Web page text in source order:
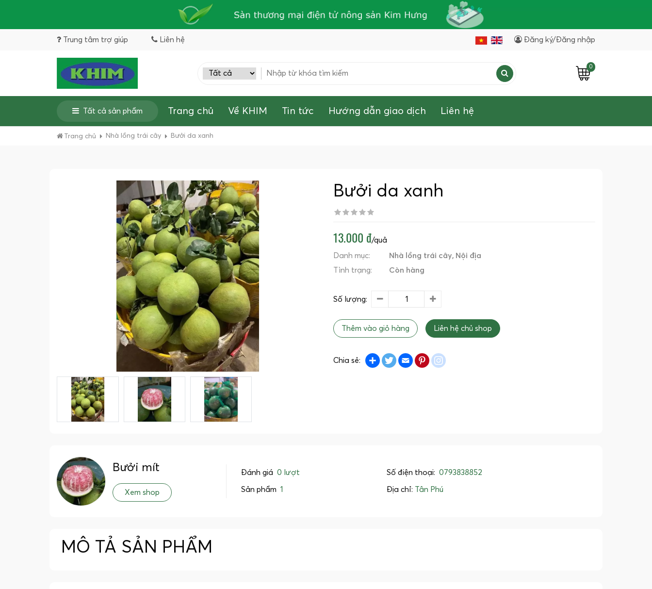
Trung tâm trợ giúp Liên hệ Đăng ký/Đăng nhập
0
Tất cả sản phẩm Trang chủ Về KHIM Tin tức Hướng dẫn giao dịch Liên hệ
Trang chủ Nhà lồng trái cây Bưởi da xanh
Bưởi da xanh
13.000 đ/quả
Danh mục:
Nhà lồng trái cây
Nội địa
Tình trạng:
Còn hàng
Số lượng:
Thêm vào giỏ hàng Liên hệ chủ shop
Chia sẻ: ShareTwitterEmailPinterest
Bưởi mít
Xem shop
Đánh giá 0 lượt Số điện thoại: 0793838852
Sản phẩm 1 Địa chỉ: Tân Phú
MÔ TẢ SẢN PHẨM